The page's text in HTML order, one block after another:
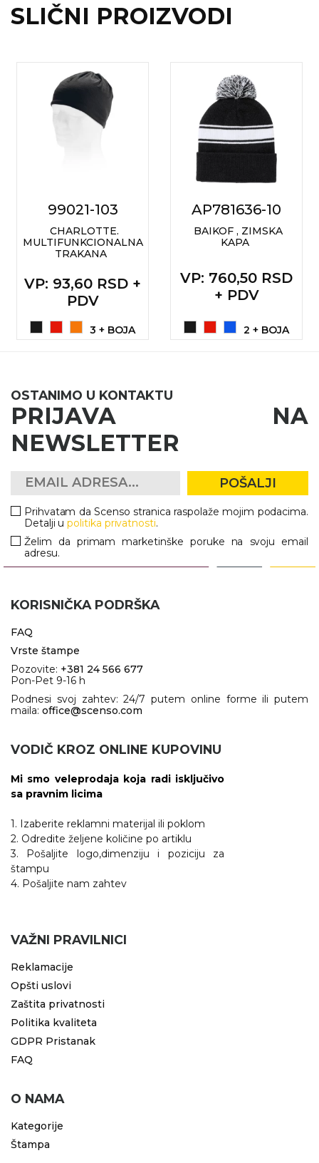
SLIČNI PROIZVODI
99021-103
CHARLOTTE.
MULTIFUNKCIONALNA
TRAKANA
VP: 93,60 RSD +
PDV
3 + BOJA
AP781636-10
BAIKOF , ZIMSKA
KAPA
VP: 760,50 RSD
+ PDV
2 + BOJA
OSTANIMO U KONTAKTU
PRIJAVA NA
NEWSLETTER
POŠALJI
Prihvatam da Scenso stranica raspolaže mojim podacima.
Detalji upolitika privatnosti.
Želim da primam marketinške poruke na svoju email
adresu.
KORISNIČKA PODRŠKA
FAQ
Vrste štampe
Pozovite: +381 24 566 677
Pon-Pet 9-16 h
Podnesi svoj zahtev: 24/7 putem online forme ili putem
maila: office@scenso.com
VODIČ KROZ ONLINE KUPOVINU
Mi smo veleprodaja koja radi isključivo
sa pravnim licima
1. Izaberite reklamni materijal ili poklom
2. Odredite željene količine po artiklu
3. Pošaljite logo,dimenziju i poziciju za
štampu
4. Pošaljite nam zahtev
VAŽNI PRAVILNICI
Reklamacije
Opšti uslovi
Zaštita privatnosti
Politika kvaliteta
GDPR Pristanak
FAQ
O NAMA
Kategorije
Štampa